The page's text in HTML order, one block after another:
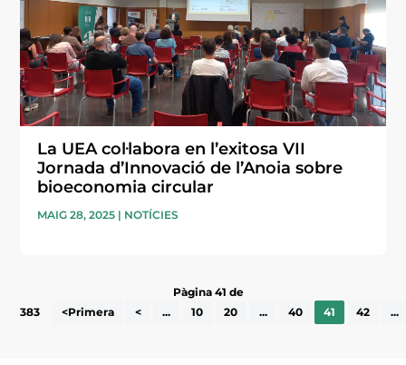
La UEA col·labora en l’exitosa VII
Jornada d’Innovació de l’Anoia sobre
bioeconomia circular
MAIG 28, 2025 | NOTÍCIES
Pàgina 41 de
383
<Primera < ... 10 20 ... 40 41 42 ...